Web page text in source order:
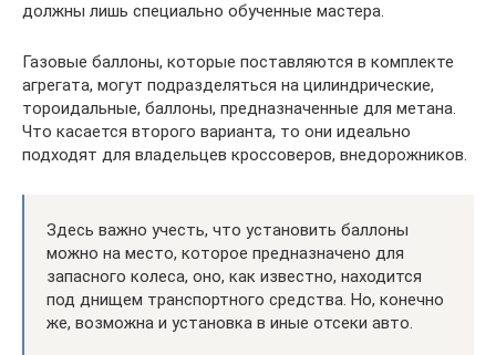
должны лишь специально обученные мастера.
Газовые баллоны, которые поставляются в комплекте
агрегата, могут подразделяться на цилиндрические,
тороидальные, баллоны, предназначенные для метана.
Что касается второго варианта, то они идеально
подходят для владельцев кроссоверов, внедорожников.
Здесь важно учесть, что установить баллоны
можно на место, которое предназначено для
запасного колеса, оно, как известно, находится
под днищем транспортного средства. Но, конечно
же, возможна и установка в иные отсеки авто.